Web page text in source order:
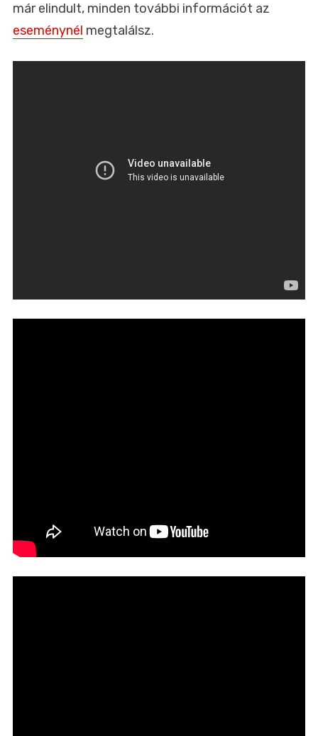
már elindult, minden további információt az
eseménynél megtalálsz.